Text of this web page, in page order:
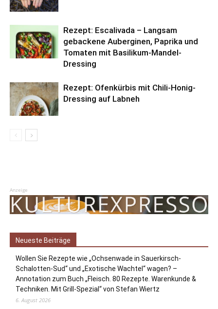
Rezept: Escalivada – Langsam
gebackene Auberginen, Paprika und
Tomaten mit Basilikum-Mandel-
Dressing
Rezept: Ofenkürbis mit Chili-Honig-
Dressing auf Labneh
Anzeige
Neueste Beiträge
Wollen Sie Rezepte wie „Ochsenwade in Sauerkirsch-
Schalotten-Sud“ und „Exotische Wachtel“ wagen? –
Annotation zum Buch „Fleisch. 80 Rezepte. Warenkunde &
Techniken. Mit Grill-Spezial“ von Stefan Wiertz
6. August 2026